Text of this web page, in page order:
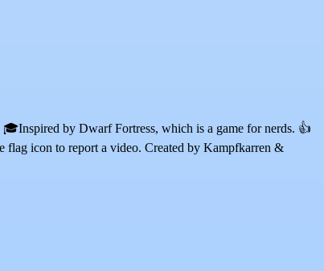
by Dwarf Fortress, which is a game for nerds. 👍
icon to report a video. Created by Kampfkarren &